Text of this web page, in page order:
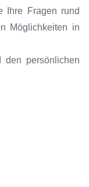
Ihre Fragen rund
Möglichkeiten in
persönlichen